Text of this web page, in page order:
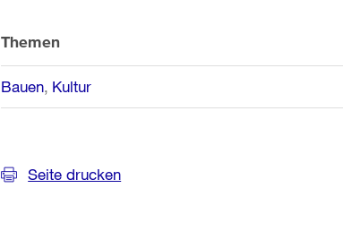
Themen
Bauen Kultur
Seite drucken